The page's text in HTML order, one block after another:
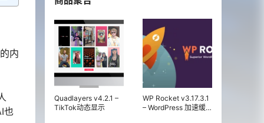
内
也
Quadlayers v4.2.1 –
TikTok动态显示
WP Rocket v3.17.3.1
– WordPress 加速缓